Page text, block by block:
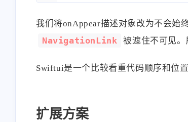
我们将onAppear描述对象改为不会始
NavigationLink 被遮住不可见
Swiftui是一个比较看重代码顺序和位
扩展方案